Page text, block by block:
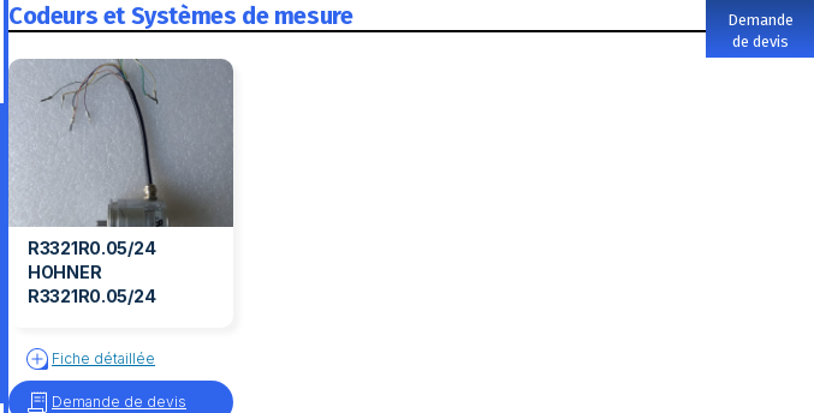
Demande
de devis
Codeurs et Systèmes de mesure
R3321R0.05/24
HOHNER
R3321R0.05/24
Fiche détaillée
Demande de devis